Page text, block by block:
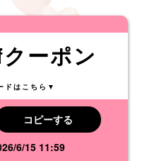
ーポン
ドはこちら▼
コピーする
6/15 11:59